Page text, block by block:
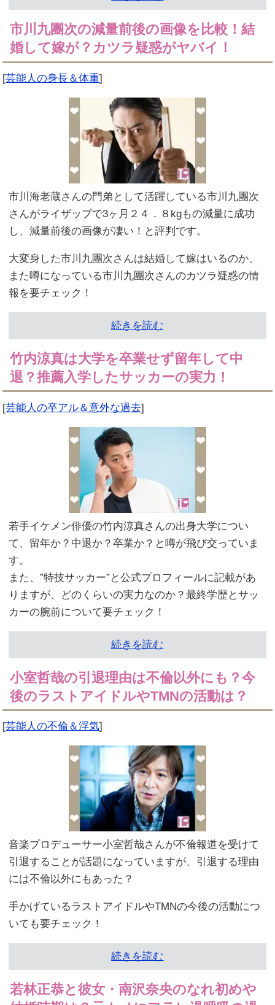
市川九團次の減量前後の画像を比較！結
婚して嫁が？カツラ疑惑がヤバイ！
[芸能人の身長＆体重]
市川海老蔵さんの門弟として活躍している市川九團次
さんがライザップで3ヶ月２４．８kgもの減量に成功
し、減量前後の画像が凄い！と評判です。
大変身した市川九團次さんは結婚して嫁はいるのか、
また噂になっている市川九團次さんのカツラ疑惑の情
報を要チェック！
続きを読む
竹内涼真は大学を卒業せず留年して中
退？推薦入学したサッカーの実力！
[芸能人の卒アル＆意外な過去]
若手イケメン俳優の竹内涼真さんの出身大学につい
て、留年か？中退か？卒業か？と噂が飛び交っていま
す。
また、”特技サッカー”と公式プロフィールに記載があ
りますが、どのくらいの実力なのか？最終学歴とサッ
カーの腕前について要チェック！
続きを読む
小室哲哉の引退理由は不倫以外にも？今
後のラストアイドルやTMNの活動は？
[芸能人の不倫＆浮気]
音楽プロデューサー小室哲哉さんが不倫報道を受けて
引退することが話題になっていますが、引退する理由
には不倫以外にもあった？
手かげているラストアイドルやTMNの今後の活動につ
いても要チェック！
続きを読む
若林正恭と彼女・南沢奈央のなれ初めや